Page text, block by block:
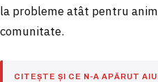
la probleme atât pentru
comunitate.
CITEȘTE ȘI CE N-A APĂRUT